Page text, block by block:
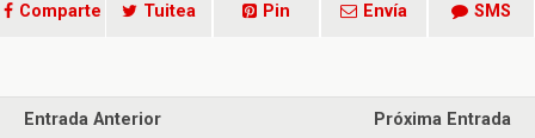
Comparte Tuitea Pin Envía SMS
Entrada Anterior
Próxima Entrada